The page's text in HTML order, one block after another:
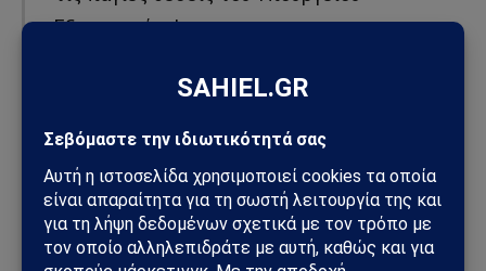
Εξωτερικών»!
λόγους να καταγγέλλει ότι λέει ο Αντώνης Σαμαράς.
Αφού “κρατάει χρόνια αυτή η κολόνια”. Δεν ξεχνάει
ποτέ, ότι ο Αντώνης Σαμαράς της στέρησε τη
δυνατότητα να εκλεγεί αρχηγός της ΝΔ από τις
εσωκομματικές διαδικασίες (Νοέμβριος 2009) και ως